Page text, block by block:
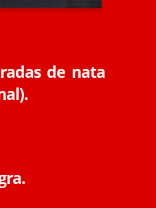
de nata